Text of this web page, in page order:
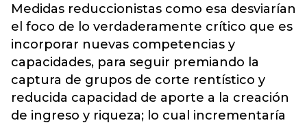
Medidas reduccionistas como esa desviarían
el foco de lo verdaderamente crítico que es
incorporar nuevas competencias y
capacidades, para seguir premiando la
captura de grupos de corte rentístico y
reducida capacidad de aporte a la creación
de ingreso y riqueza; lo cual incrementaría